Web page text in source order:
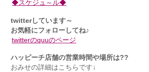
◆スケジュ～ル◆
twitterしています～
お気軽にフォローしてね♪
twitterのquuのページ
ハッピーチ店舗の営業時間や場所は??
おみせの詳細はこちらです↓